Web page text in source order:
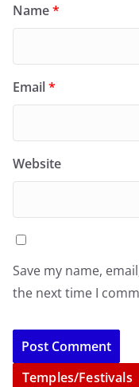
Name*
Email*
Website
Save my name,
the next time I
Temples/Festivals